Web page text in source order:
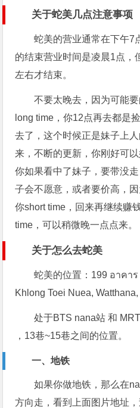
关于蛇美几点注意事项
蛇美的营业通常在下午7
的结束营业时间是凌晨1点，
左右才结束。
不要太晚去，因为可能
long time，你12点再去都是
去了，这个时候正是妹子上
来，不断的更新，你刚好可
你如果看中了妹子，要带没
子会不愿意，或者要价高，
你short time，回来再继续赚
time，可以稍微晚一点点来。
关于怎么去蛇美
蛇美的位置：199 อาคา
Khlong Toei Nuea, Watthana,
处于BTS nana站 和
，13巷~15巷之间的位置。
一、地铁
如果你做地铁，那么在
方向走，看到上面图片地址